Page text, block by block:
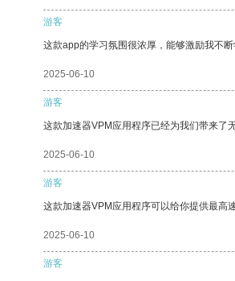
游客
这款app的学习氛围很浓厚，能够激励我不断
2025-06-10
游客
这款加速器VPM应用程序已经为我们带来了
2025-06-10
游客
这款加速器VPM应用程序可以给你提供最高
2025-06-10
游客